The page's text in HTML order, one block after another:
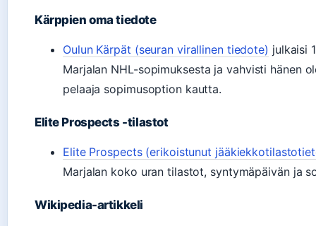
Kärppien oma tiedote
Oulun Kärpät (seuran virallinen tiedote) julkaisi
Marjalan NHL-sopimuksesta ja vahvisti hänen
pelaaja sopimusoption kautta.
Elite Prospects -tilastot
Elite Prospects (erikoistunut
Marjalan koko uran tilastot, syntymäpäivän ja
Wikipedia-artikkeli